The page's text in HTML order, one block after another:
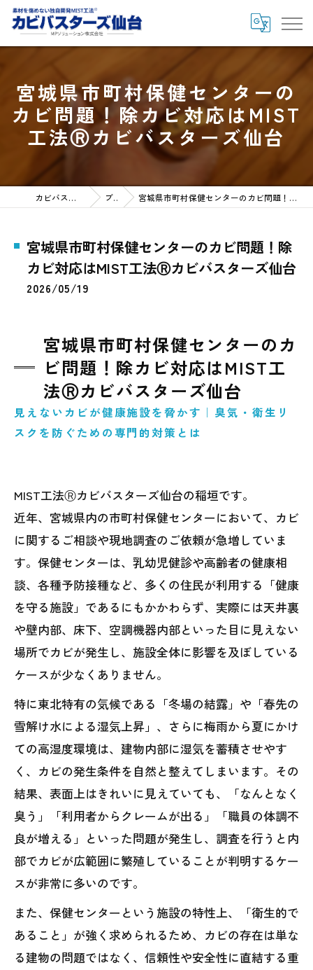
宮城県市町村保健センターの
カビ問題！除カビ対応はMIST
工法Ⓡカビバスターズ仙台
カビバスターズ仙台HOME ブログ 宮城県市町村保健センターのカビ問題！除カビ対応はMIST工法Ⓡカビバスターズ仙台
宮城県市町村保健センターのカビ問題！除
カビ対応はMIST工法Ⓡカビバスターズ仙台
2026/05/19
宮城県市町村保健センターのカ
ビ問題！除カビ対応はMIST工
法Ⓡカビバスターズ仙台
見えないカビが健康施設を脅かす｜臭気・衛生リ
スクを防ぐための専門的対策とは
MIST工法Ⓡカビバスターズ仙台の稲垣です。
近年、宮城県内の市町村保健センターにおいて、カビ
に関するご相談や現地調査のご依頼が急増していま
す。保健センターは、乳幼児健診や高齢者の健康相
談、各種予防接種など、多くの住民が利用する「健康
を守る施設」であるにもかかわらず、実際には天井裏
や壁内部、床下、空調機器内部といった目に見えない
場所でカビが発生し、施設全体に影響を及ぼしている
ケースが少なくありません。
特に東北特有の気候である「冬場の結露」や「春先の
雪解け水による湿気上昇」、さらに梅雨から夏にかけ
ての高湿度環境は、建物内部に湿気を蓄積させやす
く、カビの発生条件を自然と整えてしまいます。その
結果、表面上はきれいに見えていても、「なんとなく
臭う」「利用者からクレームが出る」「職員の体調不
良が増える」といった問題が発生し、調査を行うと内
部でカビが広範囲に繁殖していることが判明するケー
スが非常に多いのです。
また、保健センターという施設の特性上、「衛生的で
あること」が強く求められるため、カビの存在は単な
る建物の問題ではなく、信頼性や安全性に直結する重